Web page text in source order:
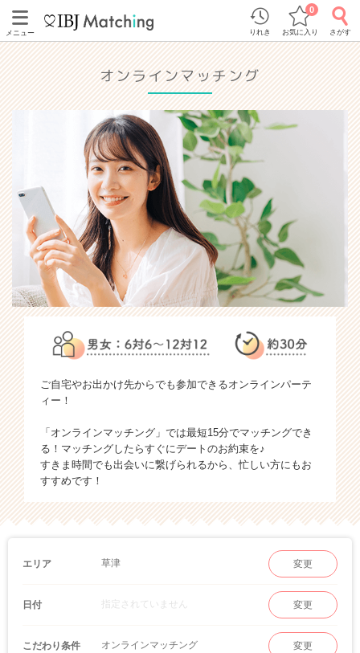
メニュー りれき お気に入り
0
さがす
オンラインマッチング
ご自宅やお出かけ先からでも参加できるオンラインパーテ
ィー！
「オンラインマッチング」では最短15分でマッチングでき
る！マッチングしたらすぐにデートのお約束を♪
すきま時間でも出会いに繋げられるから、忙しい方にもお
すすめです！
エリア 草津 変更
日付 指定されていません 変更
こだわり条件 オンラインマッチング 変更